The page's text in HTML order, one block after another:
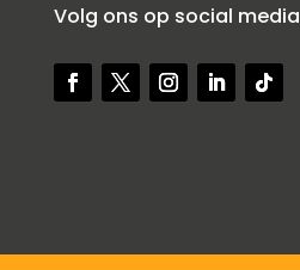
Volg ons op social media